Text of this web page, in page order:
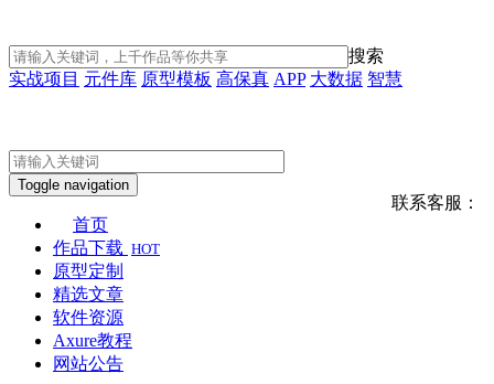
搜索
实战项目 元件库 原型模板 高保真 APP 大数据 智慧
联系客服：
Toggle navigation
首页
作品下载 HOT
原型定制
精选文章
软件资源
Axure教程
网站公告